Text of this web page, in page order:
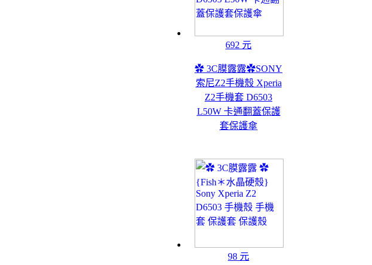
692 元
✿ 3C膜露露✿SONY
索尼Z2手機殼 Xperia
Z2手機套 D6503
L50W 卡通翻蓋保護
套保護傘
98 元